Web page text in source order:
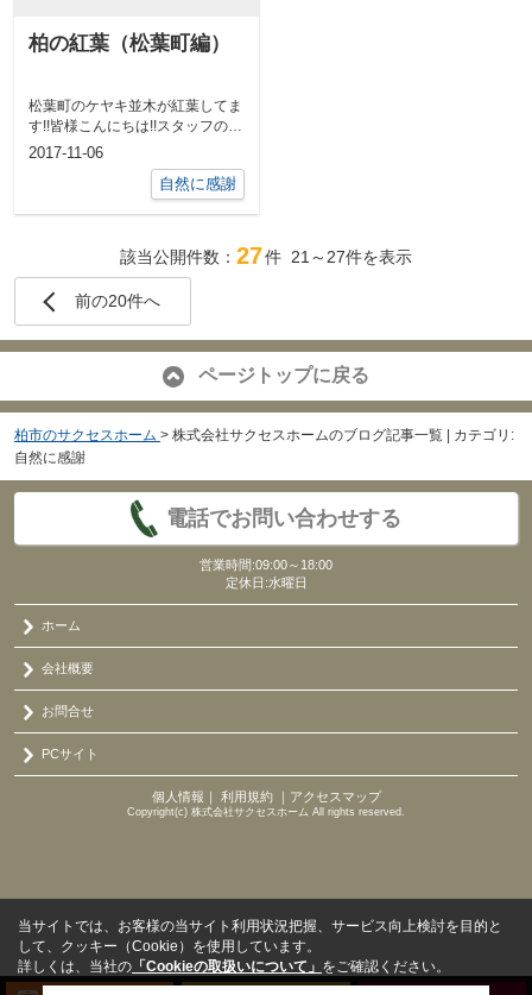
柏の紅葉（松葉町編）
松葉町のケヤキ並木が紅葉してま
す!!皆様こんにちは!!スタッフの水
上です。木々が色づく季節になり
2017-11-06
自然に感謝
該当公開件数： 27件 21～27件を表示
前の20件へ
ページトップに戻る
柏市のサクセスホーム > 株式会社サクセスホームのブログ記事一覧 | カテゴリ:
自然に感謝
電話でお問い合わせする
営業時間:09:00～18:00
定休日:水曜日
ホーム
会社概要
お問合せ
PCサイト
個人情報 利用規約｜ アクセスマップ
Copyright(c) 株式会社サクセスホーム All rights reserved.
当サイトでは、お客様の当サイト利用状況把握、サービス向上検討を目的と
して、クッキー（Cookie）を使用しています。
詳しくは、当社の 「Cookieの取扱いについて」 をご確認ください。